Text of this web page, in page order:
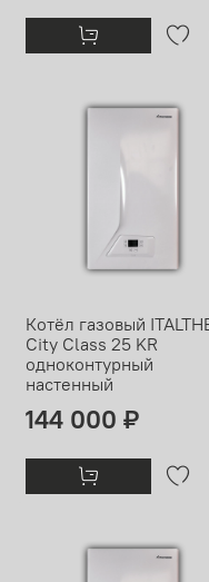
Котёл газовый
City Class 25 KR
одноконтурный
настенный
144 000 ₽